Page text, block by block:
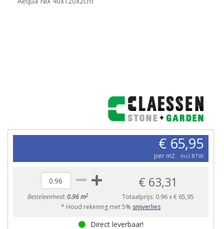
€ 65,95
per m2 incl BTW
Besteleenheid:0.96 m2
€ 63,31
Totaalprijs: 0.96x€ 65,95
* Houd rekening met 5% snijverlies
Direct leverbaar!